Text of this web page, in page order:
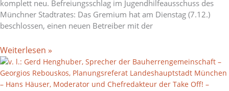
komplett neu. Befreiungsschlag im Jugendhilfeausschuss des
Münchner Stadtrates: Das Gremium hat am Dienstag (7.12.)
beschlossen, einen neuen Betreiber mit der
Weiterlesen »